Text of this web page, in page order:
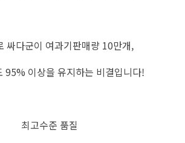
싸다군이 여과기판매량 10만개,
95% 이상을 유지하는 비결입니다!
최고수준 품질